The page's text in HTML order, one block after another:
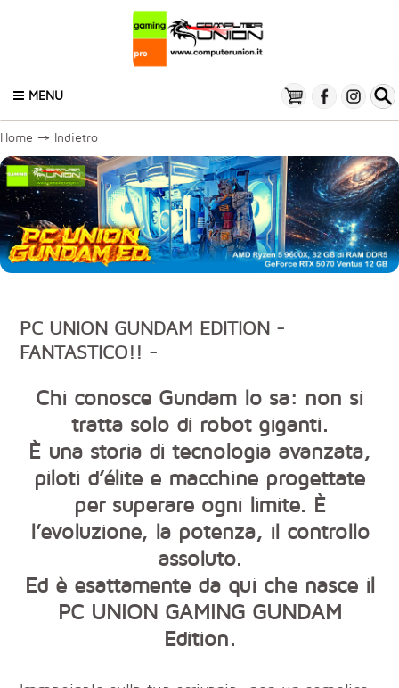
MENU
Home → Indietro
PC UNION GUNDAM EDITION -
FANTASTICO!! -
Chi conosce Gundam lo sa: non si
tratta solo di robot giganti.
È una storia di tecnologia avanzata,
piloti d’élite e macchine progettate
per superare ogni limite. È
l’evoluzione, la potenza, il controllo
assoluto.
Ed è esattamente da qui che nasce il
PC UNION GAMING GUNDAM
Edition.